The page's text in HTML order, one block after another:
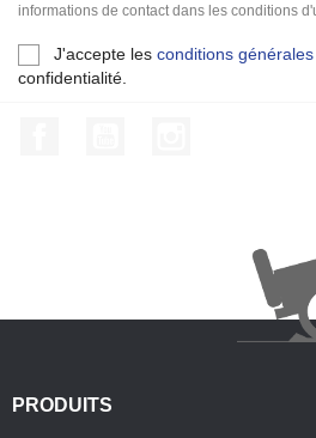
informations de contact dans les conditions
J'accepte les conditions générales
confidentialité.
PRODUITS